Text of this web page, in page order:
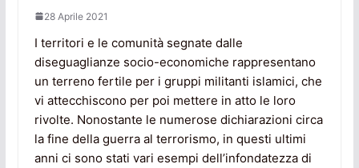
28 Aprile 2021
I territori e le comunità segnate dalle
diseguaglianze socio-economiche rappresentano
un terreno fertile per i gruppi militanti islamici, che
vi attecchiscono per poi mettere in atto le loro
rivolte. Nonostante le numerose dichiarazioni circa
la fine della guerra al terrorismo, in questi ultimi
anni ci sono stati vari esempi dell’infondatezza di